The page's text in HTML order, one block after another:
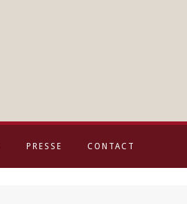
PRESSE CONTACT